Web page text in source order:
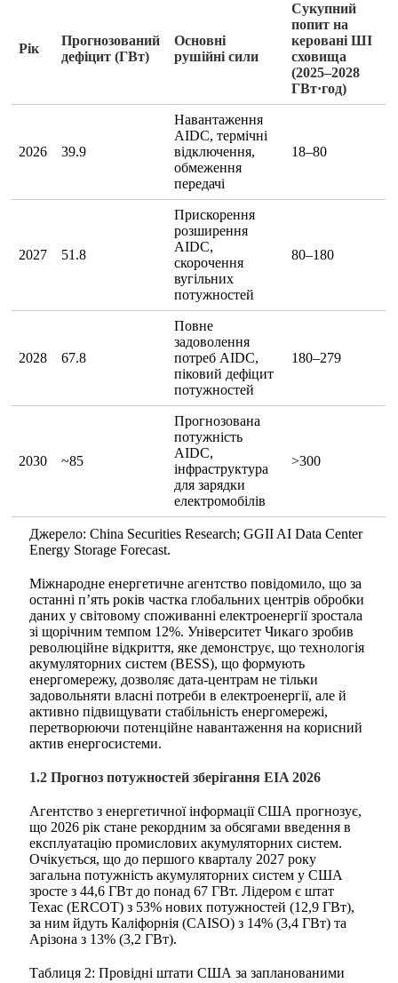
Рік
Прогнозований
дефіцит (ГВт)
Основні
рушійні сили
Сукупний
попит на
керовані ШІ
сховища
(2025–2028
ГВт·год)
2026 39.9
Навантаження
AIDC, термічні
відключення,
обмеження
передачі
18–80
2027 51.8
Прискорення
розширення
AIDC,
скорочення
вугільних
потужностей
80–180
2028 67.8
Повне
задоволення
потреб AIDC,
піковий дефіцит
потужностей
180–279
2030 ~85
Прогнозована
потужність
AIDC,
інфраструктура
для зарядки
електромобілів
>300
Джерело: China Securities Research; GGII AI Data Center
Energy Storage Forecast.
Міжнародне енергетичне агентство повідомило, що за
останні п’ять років частка глобальних центрів обробки
даних у світовому споживанні електроенергії зростала
зі щорічним темпом 12%. Університет Чикаго зробив
революційне відкриття, яке демонструє, що технологія
акумуляторних систем (BESS), що формують
енергомережу, дозволяє дата-центрам не тільки
задовольняти власні потреби в електроенергії, але й
активно підвищувати стабільність енергомережі,
перетворюючи потенційне навантаження на корисний
актив енергосистеми.
1.2 Прогноз потужностей зберігання EIA 2026
Агентство з енергетичної інформації США прогнозує,
що 2026 рік стане рекордним за обсягами введення в
експлуатацію промислових акумуляторних систем.
Очікується, що до першого кварталу 2027 року
загальна потужність акумуляторних систем у США
зросте з 44,6 ГВт до понад 67 ГВт. Лідером є штат
Техас (ERCOT) з 53% нових потужностей (12,9 ГВт),
за ним йдуть Каліфорнія (CAISO) з 14% (3,4 ГВт) та
Арізона з 13% (3,2 ГВт).
Таблиця 2: Провідні штати США за запланованими